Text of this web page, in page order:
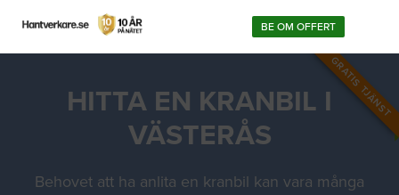
BE OM OFFERT
GRATIS TJÄNST
HITTA EN KRANBIL I
VÄSTERÅS
Behovet att ha anlita en kranbil kan vara många